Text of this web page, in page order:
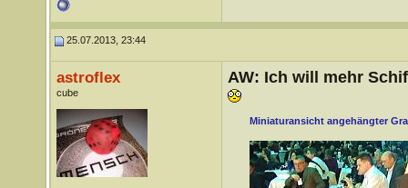
25.07.2013, 23:44
astroflex
cube
AW: Ich will mehr
Miniaturansicht angehängter